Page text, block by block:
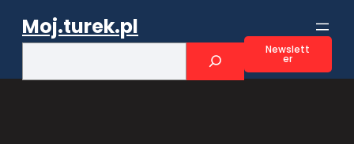
Moj.turek.pl
Newslett
er